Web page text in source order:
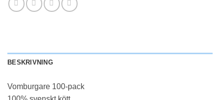
BESKRIVNING
Vomburgare 100-pack